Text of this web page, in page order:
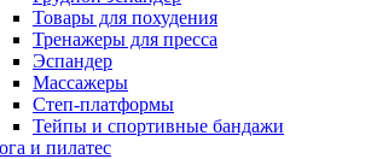
Товары для похудения
Тренажеры для пресса
Эспандер
Массажеры
Степ-платформы
Тейпы и спортивные бандажи
и пилатес